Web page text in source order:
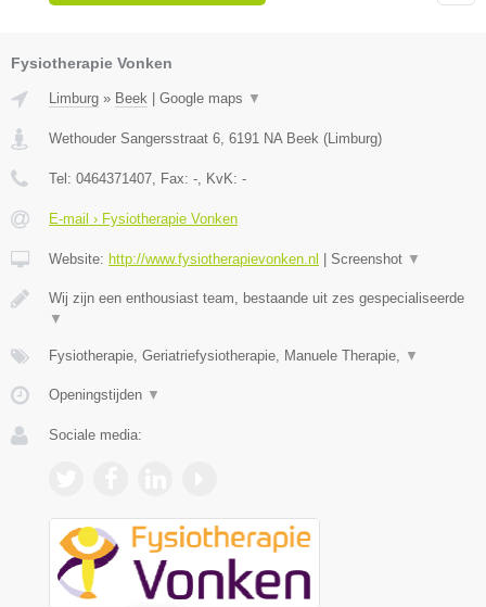
Fysiotherapie Vonken
Limburg » Beek Google maps ▼
Wethouder Sangersstraat 6, 6191 NA Beek (Limburg)
Tel: 0464371407, Fax: -, KvK: -
E-mail › Fysiotherapie Vonken
Website: http://www.fysiotherapievonken.nl Screenshot ▼
Wij zijn een enthousiast team, bestaande uit zes gespecialiseerde
▼
Fysiotherapie, Geriatriefysiotherapie, Manuele Therapie, ▼
Openingstijden ▼
Sociale media: